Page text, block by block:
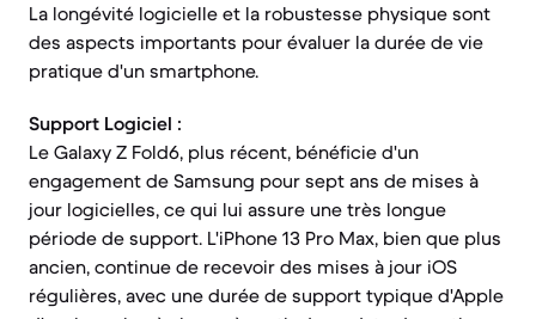
La longévité logicielle et la robustesse physique sont
des aspects importants pour évaluer la durée de vie
pratique d'un smartphone.
Support Logiciel :
Le Galaxy Z Fold6, plus récent, bénéficie d'un
engagement de Samsung pour sept ans de mises à
jour logicielles, ce qui lui assure une très longue
période de support. L'iPhone 13 Pro Max, bien que plus
ancien, continue de recevoir des mises à jour iOS
régulières, avec une durée de support typique d'Apple